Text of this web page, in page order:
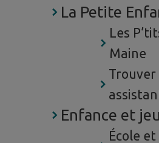
La Petite
Les
Maine
Trouver
Enfance et
École